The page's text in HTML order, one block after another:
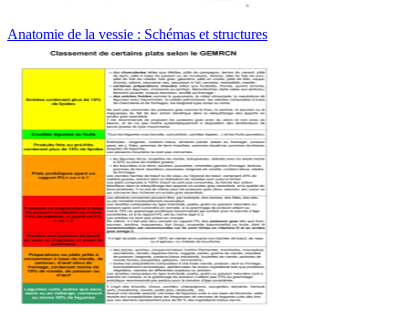
Anatomie de la vessie : Schémas et structures